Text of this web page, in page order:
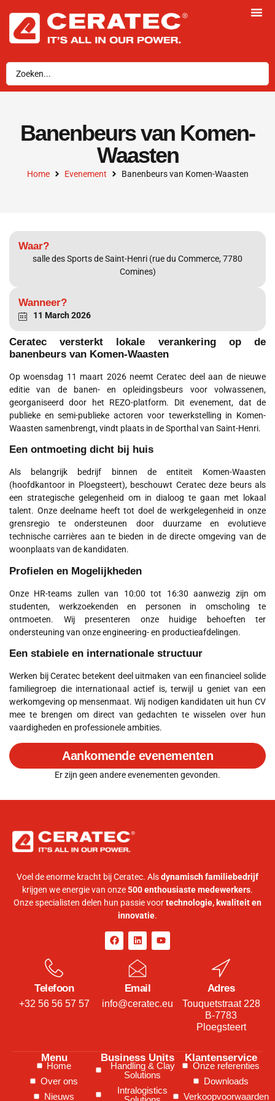
Banenbeurs van Komen-
Waasten
Home Evenement Banenbeurs van Komen-Waasten
Waar?
salle des Sports de Saint-Henri (rue du Commerce, 7780
Comines)
Wanneer?
11 March 2026
Ceratec versterkt lokale verankering op de
banenbeurs van Komen-Waasten
Op woensdag 11 maart 2026 neemt Ceratec deel aan de nieuwe
editie van de banen- en opleidingsbeurs voor volwassenen,
georganiseerd door het REZO-platform. Dit evenement, dat de
publieke en semi-publieke actoren voor tewerkstelling in Komen-
Waasten samenbrengt, vindt plaats in de Sporthal van Saint-Henri.
Een ontmoeting dicht bij huis
Als belangrijk bedrijf binnen de entiteit Komen-Waasten
(hoofdkantoor in Ploegsteert), beschouwt Ceratec deze beurs als
een strategische gelegenheid om in dialoog te gaan met lokaal
talent. Onze deelname heeft tot doel de werkgelegenheid in onze
grensregio te ondersteunen door duurzame en evolutieve
technische carrières aan te bieden in de directe omgeving van de
woonplaats van de kandidaten.
Profielen en Mogelijkheden
Onze HR-teams zullen van 10:00 tot 16:30 aanwezig zijn om
studenten, werkzoekenden en personen in omscholing te
ontmoeten. Wij presenteren onze huidige behoeften ter
ondersteuning van onze engineering- en productieafdelingen.
Een stabiele en internationale structuur
Werken bij Ceratec betekent deel uitmaken van een financieel solide
familiegroep die internationaal actief is, terwijl u geniet van een
werkomgeving op mensenmaat. Wij nodigen kandidaten uit hun CV
mee te brengen om direct van gedachten te wisselen over hun
vaardigheden en professionele ambities.
Aankomende evenementen
Er zijn geen andere evenementen gevonden.
Voel de enorme kracht bij Ceratec. Alsdynamisch familiebedrijf
krijgen we energie van onze500 enthousiaste medewerkers.
Onze specialisten delen hun passie voortechnologie, kwaliteit en
innovatie.
Telefoon
+32 56 56 57 57
Email
info@ceratec.eu
Adres
Touquetstraat 228
B-7783
Ploegsteert
Menu
Home
Over ons
Nieuws
Business Units
Handling & Clay
Solutions
Intralogistics
Klantenservice
Onze referenties
Downloads
Verkoopvoorwaarden